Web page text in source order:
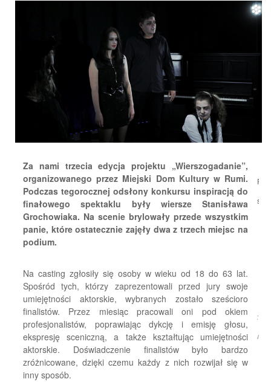
Za nami trzecia edycja projektu „Wierszogadanie”,
organizowanego przez Miejski Dom Kultury w Rumi.
Podczas tegorocznej odsłony konkursu inspiracją do
finałowego spektaklu były wiersze Stanisława
Grochowiaka. Na scenie brylowały przede wszystkim
panie, które ostatecznie zajęły dwa z trzech miejsc na
podium.
Na casting zgłosiły się osoby w wieku od 18 do 63 lat.
Spośród tych, którzy zaprezentowali przed jury swoje
umiejętności aktorskie, wybranych zostało sześcioro
finalistów. Przez miesiąc pracowali oni pod okiem
profesjonalistów, poprawiając dykcję i emisję głosu,
ekspresję sceniczną, a także kształtując umiejętności
aktorskie. Doświadczenie finalistów było bardzo
zróżnicowane, dzięki czemu każdy z nich rozwijał się w
inny sposób.
się:
Źródło:
Rumia.eu